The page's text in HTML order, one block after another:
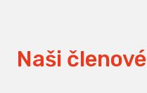
Naši členové